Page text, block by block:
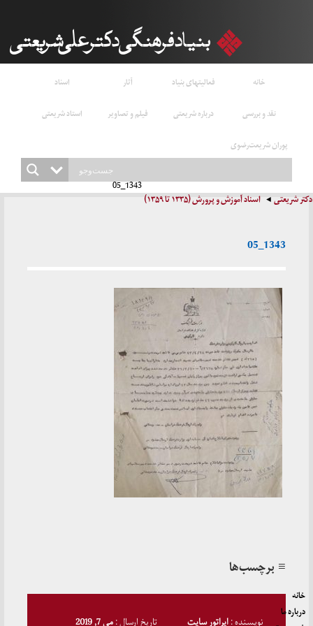
خانه فعالیتهای بنیاد آثار
اسناد
نقد و بررسی
درباره شریعتی فیلم و تصاویر
استاد شریعتی
پوران شریعت‌رضوی
دکتر شریعتی اسناد آموزش و پرورش (۱۳۳۵ تا ۱۳۵۹)
1343_05
1343_05
≡ برچسب‌ها
نویسنده :اپراتور سایت تاریخ ارسال :می 7, 2019
خانه
درباره ما